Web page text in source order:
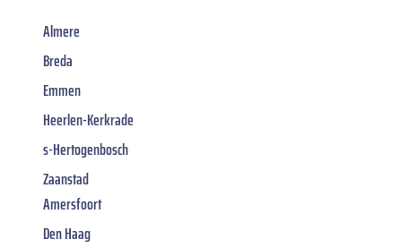
Almere
Breda
Emmen
Heerlen-Kerkrade
s-Hertogenbosch
Zaanstad
Amersfoort
Den Haag